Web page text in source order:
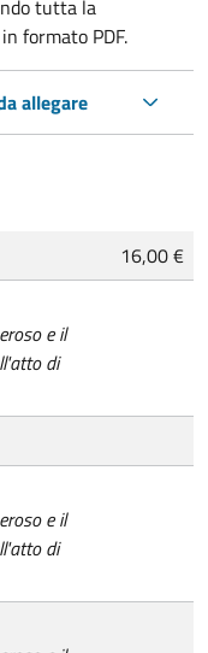
tutta la
formato PDF.
allegare
16,00 €
e il
di
e il
di